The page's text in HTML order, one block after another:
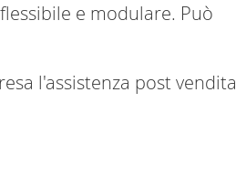
e modulare. Può
l'assistenza post vendita